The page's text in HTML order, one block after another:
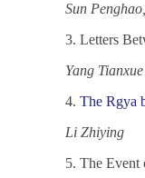
Sun
3. Letters
Yang Tianxue
4. The Rgya
Li Zhiying
5. The Event